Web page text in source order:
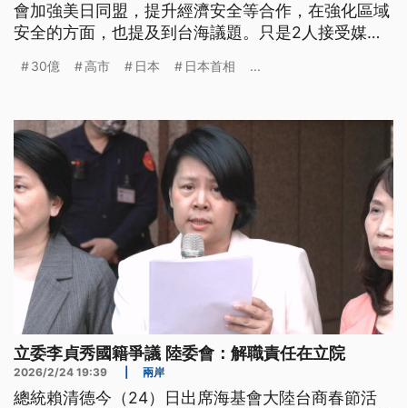
會加強美日同盟，提升經濟安全等合作，在強化區域
安全的方面，也提及到台海議題。只是2人接受媒體
不先通知盟友，川普則回應，這是為了達到出其不意
本更了解奇襲」。
30億 高市 日本 日本首相 ...
立委李貞秀國籍爭議 陸委會：解職責任在立院
2026/2/24 19:39 兩岸
總統賴清德今（24）日出席海基會大陸台商春節活